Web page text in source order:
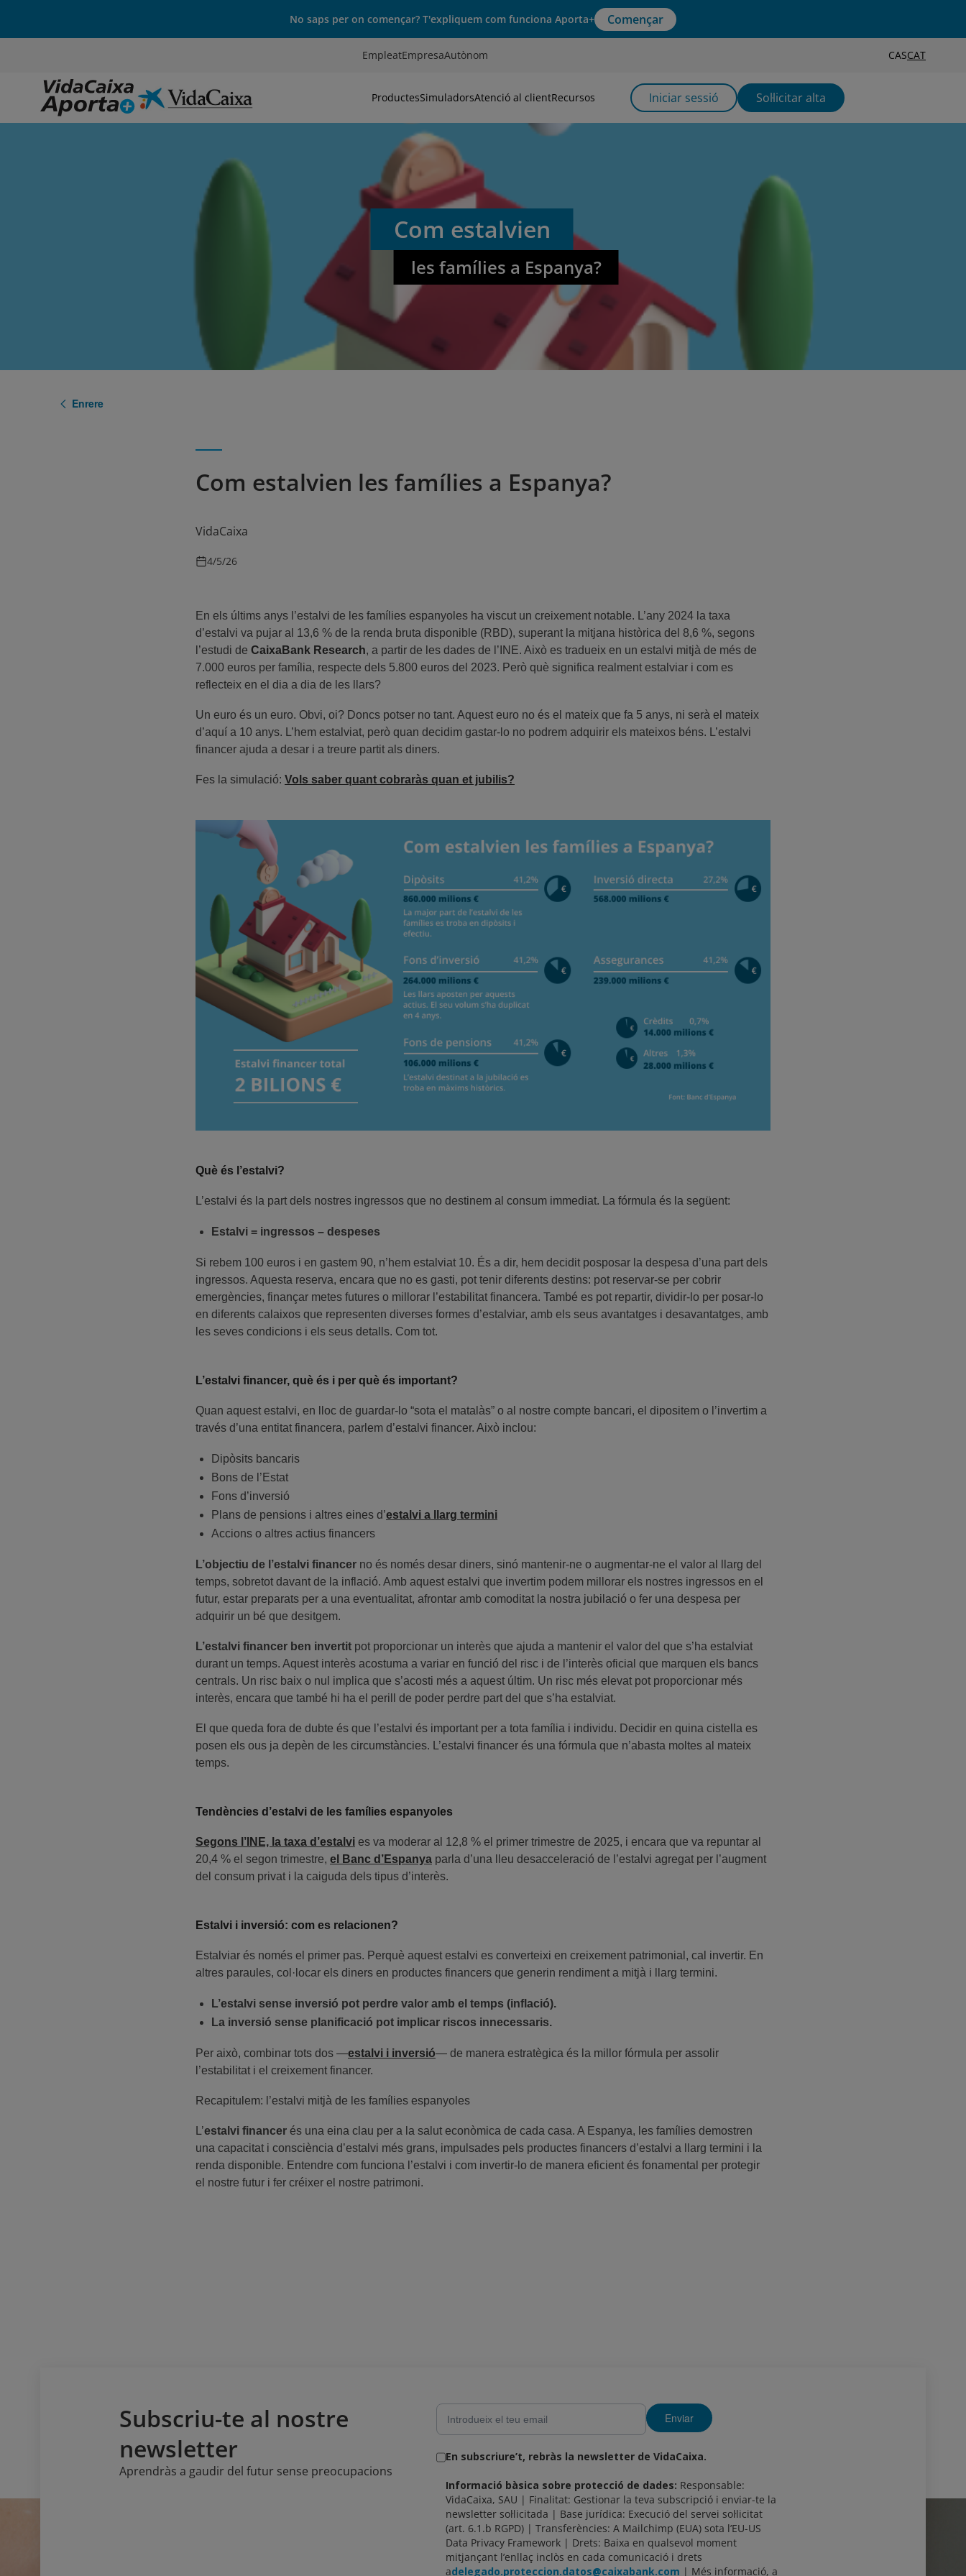
No saps per on començar? T'expliquem com funciona Aporta+ Començar
EmpleatEmpresaAutònom CASCAT
ProductesSimuladorsAtenció al clientRecursos Iniciar sessió Sol·licitar alta
Com estalvien
les famílies a Espanya?
Enrere
Com estalvien les famílies a Espanya?
VidaCaixa
4/5/26
En els últims anys l’estalvi de les famílies espanyoles ha viscut un creixement notable. L’any 2024 la taxa
d’estalvi va pujar al 13,6 % de la renda bruta disponible (RBD), superant la mitjana històrica del 8,6 %, segons
l’estudi de CaixaBank Research, a partir de les dades de l’INE. Això es tradueix en un estalvi mitjà de més de
7.000 euros per família, respecte dels 5.800 euros del 2023. Però què significa realment estalviar i com es
reflecteix en el dia a dia de les llars?
Un euro és un euro. Obvi, oi? Doncs potser no tant. Aquest euro no és el mateix que fa 5 anys, ni serà el mateix
d’aquí a 10 anys. L’hem estalviat, però quan decidim gastar-lo no podrem adquirir els mateixos béns. L’estalvi
financer ajuda a desar i a treure partit als diners.
Fes la simulació: Vols saber quant cobraràs quan et jubilis?
Què és l’estalvi?
L’estalvi és la part dels nostres ingressos que no destinem al consum immediat. La fórmula és la següent:
Estalvi = ingressos – despeses
Si rebem 100 euros i en gastem 90, n’hem estalviat 10. És a dir, hem decidit posposar la despesa d’una part dels
ingressos. Aquesta reserva, encara que no es gasti, pot tenir diferents destins: pot reservar-se per cobrir
emergències, finançar metes futures o millorar l’estabilitat financera. També es pot repartir, dividir-lo per posar-lo
en diferents calaixos que representen diverses formes d’estalviar, amb els seus avantatges i desavantatges, amb
les seves condicions i els seus detalls. Com tot.
L’estalvi financer, què és i per què és important?
Quan aquest estalvi, en lloc de guardar-lo “sota el matalàs” o al nostre compte bancari, el dipositem o l’invertim a
través d’una entitat financera, parlem d’estalvi financer. Això inclou:
Dipòsits bancaris
Bons de l’Estat
Fons d’inversió
Plans de pensions i altres eines d’estalvi a llarg termini
Accions o altres actius financers
L’objectiu de l’estalvi financer no és només desar diners, sinó mantenir-ne o augmentar-ne el valor al llarg del
temps, sobretot davant de la inflació. Amb aquest estalvi que invertim podem millorar els nostres ingressos en el
futur, estar preparats per a una eventualitat, afrontar amb comoditat la nostra jubilació o fer una despesa per
adquirir un bé que desitgem.
L’estalvi financer ben invertit pot proporcionar un interès que ajuda a mantenir el valor del que s’ha estalviat
durant un temps. Aquest interès acostuma a variar en funció del risc i de l’interès oficial que marquen els bancs
centrals. Un risc baix o nul implica que s’acosti més a aquest últim. Un risc més elevat pot proporcionar més
interès, encara que també hi ha el perill de poder perdre part del que s’ha estalviat.
El que queda fora de dubte és que l’estalvi és important per a tota família i individu. Decidir en quina cistella es
posen els ous ja depèn de les circumstàncies. L’estalvi financer és una fórmula que n’abasta moltes al mateix
temps.
Tendències d’estalvi de les famílies espanyoles
Segons l’INE, la taxa d’estalvi es va moderar al 12,8 % el primer trimestre de 2025, i encara que va repuntar al
20,4 % el segon trimestre, el Banc d’Espanya parla d’una lleu desacceleració de l’estalvi agregat per l’augment
del consum privat i la caiguda dels tipus d’interès.
Estalvi i inversió: com es relacionen?
Estalviar és només el primer pas. Perquè aquest estalvi es converteixi en creixement patrimonial, cal invertir. En
altres paraules, col·locar els diners en productes financers que generin rendiment a mitjà i llarg termini.
L’estalvi sense inversió pot perdre valor amb el temps (inflació).
La inversió sense planificació pot implicar riscos innecessaris.
Per això, combinar tots dos —estalvi i inversió— de manera estratègica és la millor fórmula per assolir
l’estabilitat i el creixement financer.
Recapitulem: l’estalvi mitjà de les famílies espanyoles
L’estalvi financer és una eina clau per a la salut econòmica de cada casa. A Espanya, les famílies demostren
una capacitat i consciència d’estalvi més grans, impulsades pels productes financers d’estalvi a llarg termini i la
renda disponible. Entendre com funciona l’estalvi i com invertir-lo de manera eficient és fonamental per protegir
el nostre futur i fer créixer el nostre patrimoni.
Subscriu-te al nostre
newsletter
Aprendràs a gaudir del futur sense preocupacions
Enviar
En subscriure’t, rebràs la newsletter de VidaCaixa.
Informació bàsica sobre protecció de dades: Responsable:
VidaCaixa, SAU | Finalitat: Gestionar la teva subscripció i enviar-te la
newsletter sol·licitada | Base jurídica: Execució del servei sol·licitat
(art. 6.1.b RGPD) | Transferències: A Mailchimp (EUA) sota l’EU-US
Data Privacy Framework | Drets: Baixa en qualsevol moment
mitjançant l’enllaç inclòs en cada comunicació i drets
adelegado.proteccion.datos@caixabank.com | Més informació, a